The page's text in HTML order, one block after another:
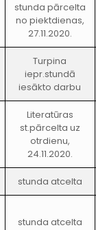
stunda pārcelta
no piektdienas,
27.11.2020.
Turpina
iepr.stundā
iesākto darbu
Literatūras
st.pārcelta uz
otrdienu,
24.11.2020.
stunda atcelta
stunda atcelta